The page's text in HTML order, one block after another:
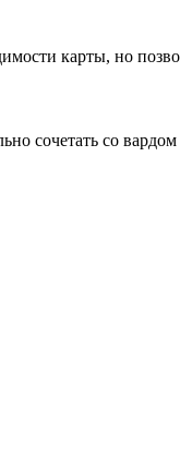
карты, но
сочетать со